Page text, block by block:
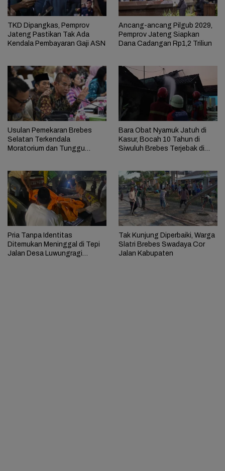
TKD Dipangkas, Pemprov
Jateng Pastikan Tak Ada
Kendala Pembayaran Gaji ASN
Ancang-ancang Pilgub 2029,
Pemprov Jateng Siapkan
Dana Cadangan Rp1,2 Triliun
Usulan Pemekaran Brebes
Selatan Terkendala
Moratorium dan Tunggu
Bara Obat Nyamuk Jatuh di
Kasur, Bocah 10 Tahun di
Siwuluh Brebes Terjebak di
Pria Tanpa Identitas
Ditemukan Meninggal di Tepi
Jalan Desa Luwungragi
Tak Kunjung Diperbaiki, Warga
Slatri Brebes Swadaya Cor
Jalan Kabupaten